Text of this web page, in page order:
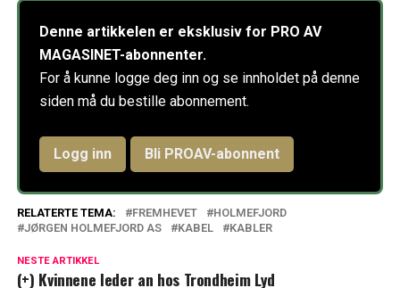
Denne artikkelen er eksklusiv for PRO AV
MAGASINET-abonnenter.
For å kunne logge deg inn og se innholdet på denne
siden må du bestille abonnement.
Logg inn Bli PROAV-abonnent
RELATERTE TEMA: FREMHEVET
HOLMEFJORD
JØRGEN HOLMEFJORD AS
KABEL KABLER
NESTE ARTIKKEL
(+) Kvinnene leder an hos Trondheim Lyd